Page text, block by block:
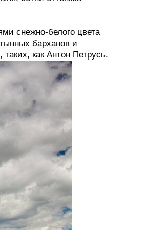
снежно-белого цвета
барханов и
как Антон Петрусь.